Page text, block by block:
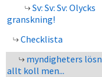
Sv: Sv: Sv: Olycks
granskning!
Checklista
myndigheters
allt koll men...